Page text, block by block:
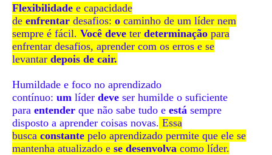
Flexibilidade e capacidade
de enfrentar desafios: o caminho de um líder nem
sempre é fácil. Você deve ter determinação para
enfrentar desafios, aprender com os erros e se
levantar depois de cair.
Humildade e foco no aprendizado
contínuo: um líder deve ser humilde o suficiente
para entender que não sabe tudo e está sempre
disposto a aprender coisas novas. Essa
busca constante pelo aprendizado permite que ele se
mantenha atualizado e se desenvolva como líder.